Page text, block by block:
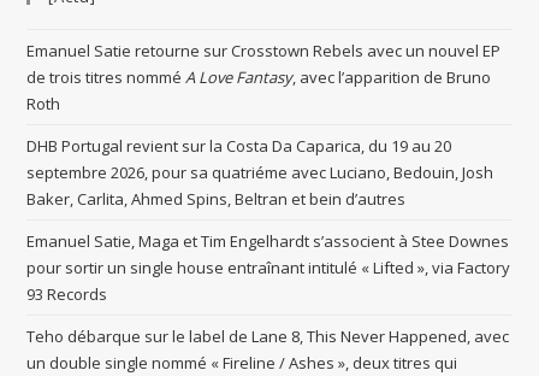
Emanuel Satie retourne sur Crosstown Rebels avec un nouvel EP
de trois titres nomméA Love Fantasy, avec l’apparition de Bruno
Roth
DHB Portugal revient sur la Costa Da Caparica, du 19 au 20
septembre 2026, pour sa quatriéme avec Luciano, Bedouin, Josh
Baker, Carlita, Ahmed Spins, Beltran et bein d’autres
Emanuel Satie, Maga et Tim Engelhardt s’associent à Stee Downes
pour sortir un single house entraînant intitulé « Lifted », via Factory
93 Records
Teho débarque sur le label de Lane 8, This Never Happened, avec
un double single nommé « Fireline / Ashes », deux titres qui